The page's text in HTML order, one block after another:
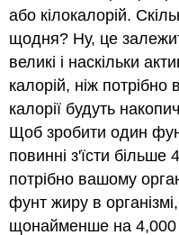
або кілокалорій.
щодня? Ну, це
великі і наскільки
калорій, ніж потрібно
калорії будуть
Щоб зробити один
повинні з'їсти більше
потрібно вашому
фунт жиру в
щонайменше на 4,000